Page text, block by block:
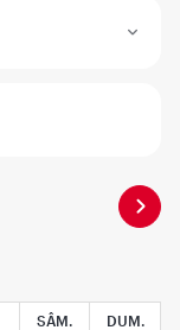
SÂM. DUM.